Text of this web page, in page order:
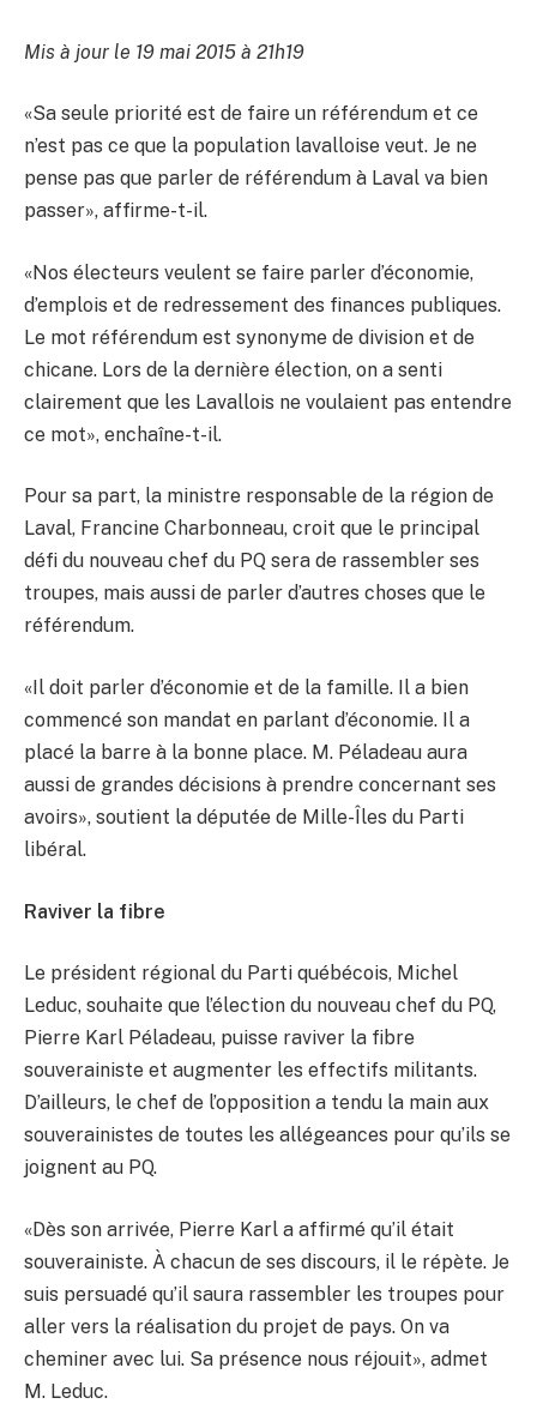
Mis à jour le 19 mai 2015 à 21h19
«Sa seule priorité est de faire un référendum et ce
n’est pas ce que la population lavalloise veut. Je ne
pense pas que parler de référendum à Laval va bien
passer», affirme-t-il.
«Nos électeurs veulent se faire parler d’économie,
d’emplois et de redressement des finances publiques.
Le mot référendum est synonyme de division et de
chicane. Lors de la dernière élection, on a senti
clairement que les Lavallois ne voulaient pas entendre
ce mot», enchaîne-t-il.
Pour sa part, la ministre responsable de la région de
Laval, Francine Charbonneau, croit que le principal
défi du nouveau chef du PQ sera de rassembler ses
troupes, mais aussi de parler d’autres choses que le
référendum.
«Il doit parler d’économie et de la famille. Il a bien
commencé son mandat en parlant d’économie. Il a
placé la barre à la bonne place. M. Péladeau aura
aussi de grandes décisions à prendre concernant ses
avoirs», soutient la députée de Mille-Îles du Parti
libéral.
Raviver la fibre
Le président régional du Parti québécois, Michel
Leduc, souhaite que l’élection du nouveau chef du PQ,
Pierre Karl Péladeau, puisse raviver la fibre
souverainiste et augmenter les effectifs militants.
D’ailleurs, le chef de l’opposition a tendu la main aux
souverainistes de toutes les allégeances pour qu’ils se
joignent au PQ.
«Dès son arrivée, Pierre Karl a affirmé qu’il était
souverainiste. À chacun de ses discours, il le répète. Je
suis persuadé qu’il saura rassembler les troupes pour
aller vers la réalisation du projet de pays. On va
cheminer avec lui. Sa présence nous réjouit», admet
M. Leduc.